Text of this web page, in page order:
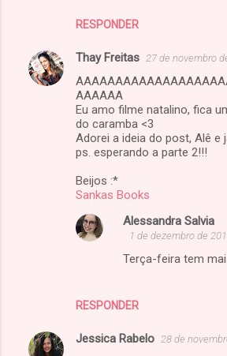
RESPONDER
Thay Freitas 27 de novembro
AAAAAA
Eu amo filme natalino, fica
do caramba <3
Adorei a ideia do post, Alê e
ps. esperando a parte 2!!!
Beijos :*
Sankas Books
RESPONDER
Alessandra Salvia
1 de dezembro de
Terça-feira tem
Jessica Rabelo 28 de